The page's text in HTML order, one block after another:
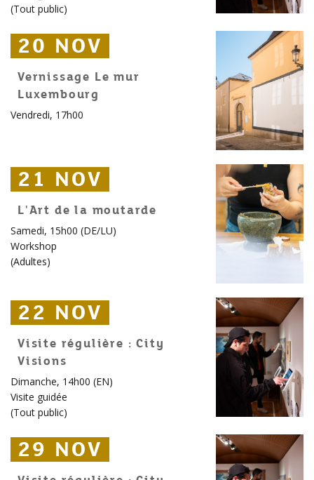
(Tout public)
20 NOV
20 NOV
20 NOV
Vernissage Le mur
Luxembourg
Vendredi, 17h00
21 NOV
21 NOV
21 NOV
L'Art de la moutarde
Samedi, 15h00 (DE/LU)
Workshop
(Adultes)
22 NOV
22 NOV
22 NOV
Visite régulière : City
Visions
Dimanche, 14h00 (EN)
Visite guidée
(Tout public)
29 NOV
29 NOV
29 NOV